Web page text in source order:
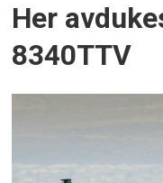
Her
8340TTV